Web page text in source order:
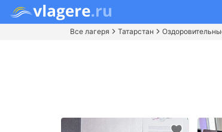
Все лагеря Татарстан